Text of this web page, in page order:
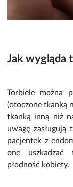
Jak wygląda
Torbiele można
(otoczone tkanką
tkanką inną niż
uwagę zasługują
pacjentek z
one uszkadzać
płodność kobiety.